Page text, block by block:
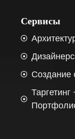
Сервисы
Создание